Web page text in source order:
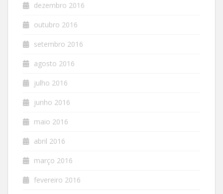
dezembro 2016
outubro 2016
setembro 2016
agosto 2016
julho 2016
junho 2016
maio 2016
abril 2016
março 2016
fevereiro 2016